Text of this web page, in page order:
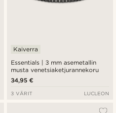
Essentials | 3 mm asemetallin
musta venetsiaketjurannekoru
Kaiverra
34,95 €
3 VÄRIT LUCLEON